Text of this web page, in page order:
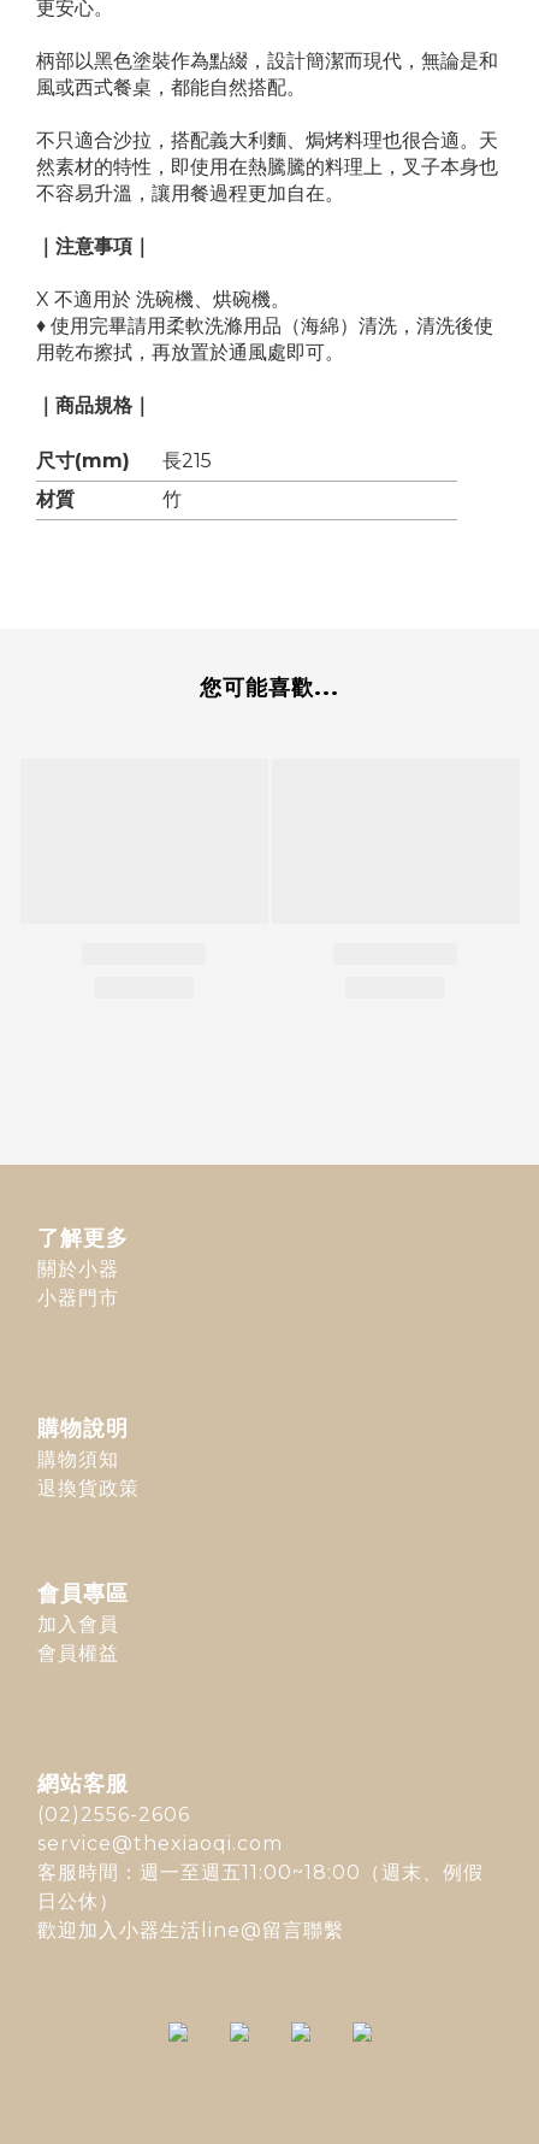
更安心。
柄部以黑色塗裝作為點綴，設計簡潔而現代，無論是和
風或西式餐桌，都能自然搭配。
不只適合沙拉，搭配義大利麵、焗烤料理也很合適。天
然素材的特性，即使用在熱騰騰的料理上，叉子本身也
不容易升溫，讓用餐過程更加自在。
｜注意事項｜
X 不適用於 洗碗機、烘碗機。
♦ 使用完畢請用柔軟洗滌用品（海綿）清洗，清洗後使
用乾布擦拭，再放置於通風處即可。
｜商品規格｜
尺寸(mm)
長215
材質
竹
您可能喜歡...
了解更多
關於小器
小器門市
購物說明
購物須知
退換貨政策
會員專區
加入會員
會員權益
網站客服
(02)2556-2606
service@thexiaoqi.com
客服時間：週一至週五11:00~18:00（週末、例假
日公休）
歡迎加入 小器生活line@留言聯繫